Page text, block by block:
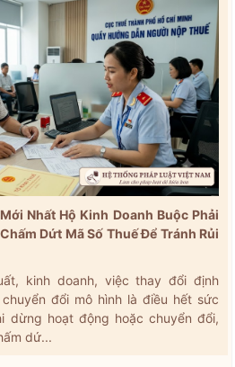
Nhất Hộ Kinh Doanh Buộc Phải
Dứt Mã Số Thuế Để Tránh Rủi
kinh doanh, việc thay đổi định
đổi mô hình là điều hết sức
dừng hoạt động hoặc chuyển đổi,
dứ...